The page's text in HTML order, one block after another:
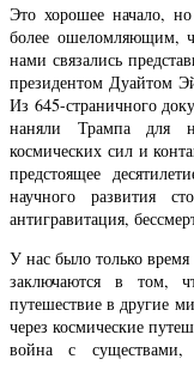
Это хорошее начало,
более ошеломляющим,
нами связались
президентом Дуайтом
Из 645-страничного
наняли Трампа для
космических сил и
предстоящее
научного развития
антигравитация,
У нас было только
заключаются в том,
путешествие в другие
через космические
война с существами,